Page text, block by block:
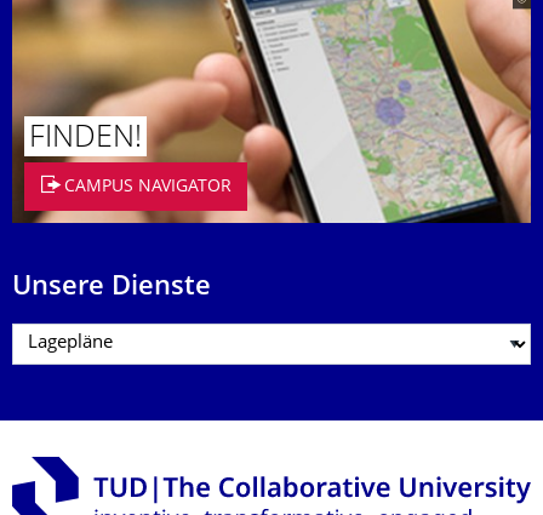
FINDEN!
CAMPUS NAVIGATOR
Unsere Dienste